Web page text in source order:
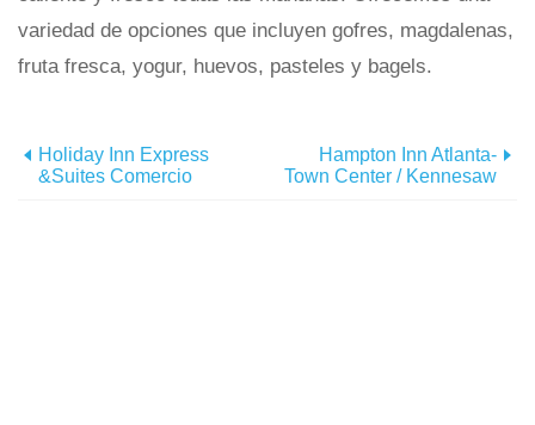
variedad de opciones que incluyen gofres, magdalenas,
fruta fresca, yogur, huevos, pasteles y bagels.
Holiday Inn Express
&Suites Comercio
Hampton Inn Atlanta-
Town Center / Kennesaw